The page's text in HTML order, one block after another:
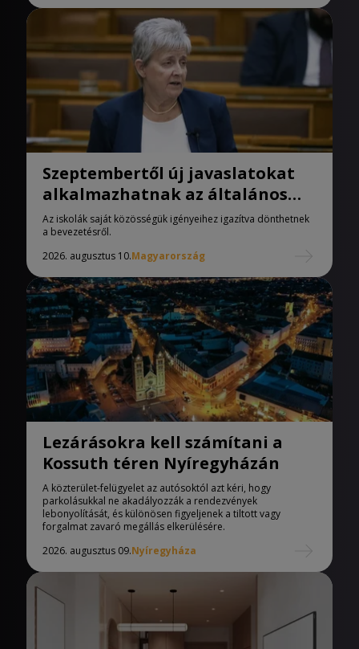
Szeptembertől új javaslatokat
alkalmazhatnak az általános
iskolák
Az iskolák saját közösségük igényeihez igazítva dönthetnek
a bevezetésről.
2026. augusztus 10.Magyarország
Lezárásokra kell számítani a
Kossuth téren Nyíregyházán
A közterület-felügyelet az autósoktól azt kéri, hogy
parkolásukkal ne akadályozzák a rendezvények
lebonyolítását, és különösen figyeljenek a tiltott vagy
forgalmat zavaró megállás elkerülésére.
2026. augusztus 09.Nyíregyháza